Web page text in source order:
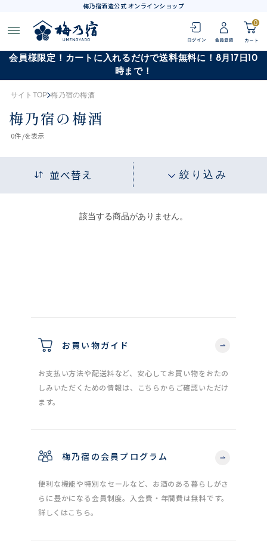
梅乃宿酒造公式 オンラインショップ
0
会員様限定！カートに入れるだけで送料無料に！8月17日10
時まで！
サイトTOP 梅乃宿の梅酒
梅乃宿の梅酒
0件 /を表示
並べ替え 絞り込み
該当する商品がありません。
お買い物ガイド
お支払い方法や配送料など、安心してお買い物をおたの
しみいただくための情報は、こちらからご確認いただけ
ます。
梅乃宿の会員プログラム
便利な機能や特別なセールなど、お酒のある暮らしがさ
らに豊かになる会員制度。入会費・年間費は無料です。
詳しくはこちら。